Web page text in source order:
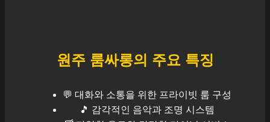
원주룸싸롱의 주요 특징
💬 대화와 소통을 위한 프라이빗 룸 구성
🎵 감각적인 음악과 조명 시스템